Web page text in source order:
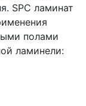
SPC ламинат
полами
ламинели: